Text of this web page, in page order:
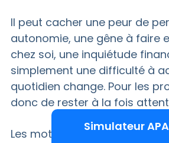
Il peut cacher une peur de
autonomie, une gêne à faire
chez soi, une inquiétude
simplement une difficulté à
quotidien change. Pour les
donc de rester à la fois
Les mots utilisés comptent
Simulateur